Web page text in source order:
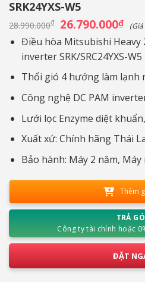
SRK24YXS-W5
28.990.000₫ Giá
gốc
là:
28.990.000₫.
26.790.000₫Giá
hiện
tại
là:
Điều hòa Mitsubishi Heavy
inverter SRK/SRC24YXS-
Thổi gió 4 hướng làm lạnh
Công nghệ DC PAM
Lưới lọc Enzyme diệt
Xuất xứ: Chính hãng Thái
Bảo hành: Máy 2 năm, Máy
Thêm
TRẢ
Công ty tài chính hoặc
ĐẶT